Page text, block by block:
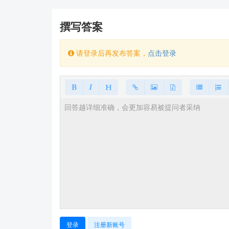
对于HLK-40M12模块，您可以将输出负极接地
撰写答案
请登录后再发布答案， 点击登录
登录 注册新账号